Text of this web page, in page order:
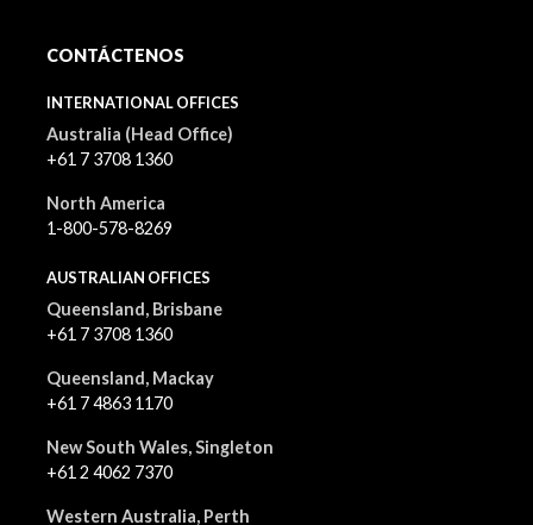
CONTÁCTENOS
INTERNATIONAL OFFICES
Australia (Head Office)
+61 7 3708 1360
North America
1-800-578-8269
AUSTRALIAN OFFICES
Queensland, Brisbane
+61 7 3708 1360
Queensland, Mackay
+61 7 4863 1170
New South Wales, Singleton
+61 2 4062 7370
Western Australia, Perth